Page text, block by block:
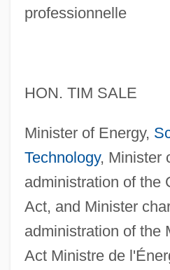
professionnelle
HON. TIM SALE
Minister of Energy,
Technology, Minister
administration of the
Act, and Minister
administration of the
Act Ministre de